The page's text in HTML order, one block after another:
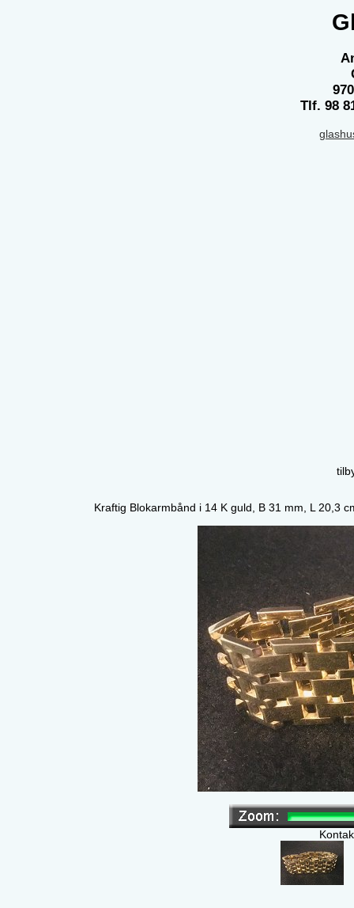
Tlf. 98
Kraftig Blokarmbånd i 14 K guld, B 31 mm, L 20,3